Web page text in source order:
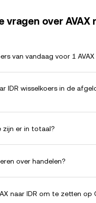
over AVAX
van vandaag voor 1 AVAX
IDR wisselkoers in de
zijn er in totaal?
over handelen?
naar IDR om te zetten op